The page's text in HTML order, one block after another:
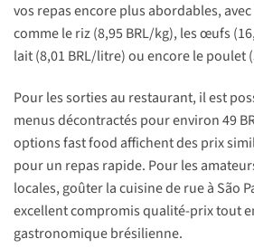
vos repas encore plus abordables,
comme le riz (8,95 BRL/kg), les œufs
lait (8,01 BRL/litre) ou encore le poulet
Pour les sorties au restaurant, il est
menus décontractés pour environ 49
options fast food affichent des prix
pour un repas rapide. Pour les
locales, goûter la cuisine de rue à São
excellent compromis qualité-prix tout
gastronomique brésilienne.